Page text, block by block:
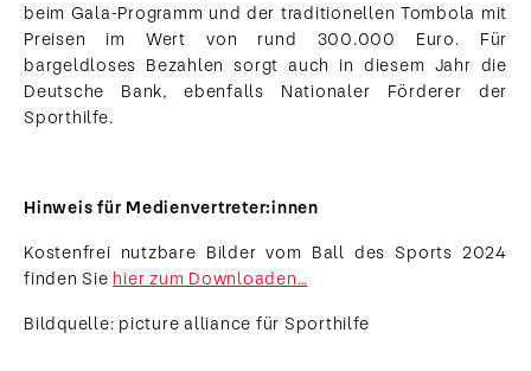
beim Gala-Programm und der traditionellen Tombola mit
Preisen im Wert von rund 300.000 Euro. Für
bargeldloses Bezahlen sorgt auch in diesem Jahr die
Deutsche Bank, ebenfalls Nationaler Förderer der
Sporthilfe.
Hinweis für Medienvertreter:innen
Kostenfrei nutzbare Bilder vom Ball des Sports 2024
finden Sie hier zum Downloaden…
Bildquelle: picture alliance für Sporthilfe